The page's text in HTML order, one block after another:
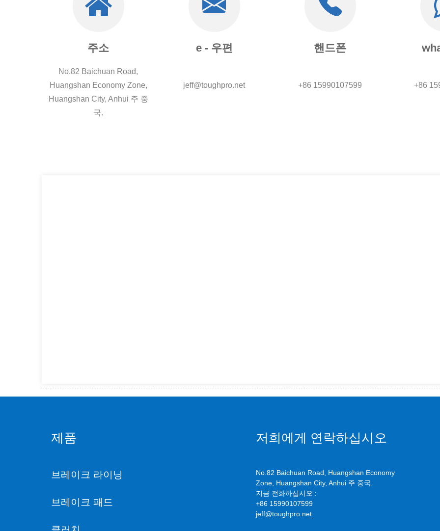
주소
No.82 Baichuan Road,
Huangshan Economy Zone,
Huangshan City, Anhui 주 중
국.
e - 우편
jeff@toughpro.net
핸드폰
+86 15990107599 +86
제품
브레이크 라이닝
브레이크 패드
저희에게 연락하십시오
No.82 Baichuan Road, Huangshan Economy
Zone, Huangshan City, Anhui 주 중국.
지금 전화하십시오 :
+86 15990107599
jeff@toughpro.net